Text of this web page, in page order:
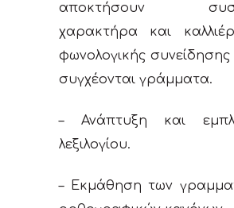
αποκτήσουν
χαρακτήρα και
φωνολογικής συνείδησης
συγχέονται γράμματα.
– Ανάπτυξη και
λεξιλογίου.
– Εκμάθηση των